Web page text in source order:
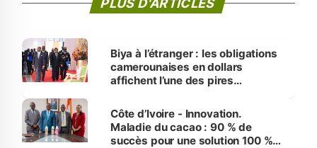
PLUS D'ARTICLES
Biya à l’étranger : les obligations
camerounaises en dollars
affichent l’une des pires
Côte d’Ivoire - Innovation.
Maladie du cacao : 90 % de
succès pour une solution 100 %